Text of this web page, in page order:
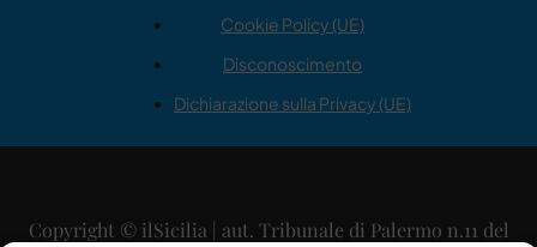
Cookie Policy (UE)
Disconoscimento
Dichiarazione sulla Privacy (UE)
Copyright © ilSicilia | aut. Tribunale di Palermo n.11 del